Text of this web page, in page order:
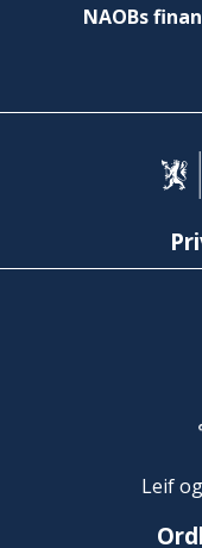
NAOBs
Leif